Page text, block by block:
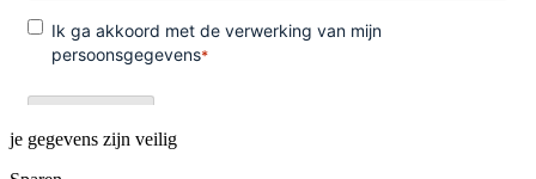
je gegevens zijn veilig